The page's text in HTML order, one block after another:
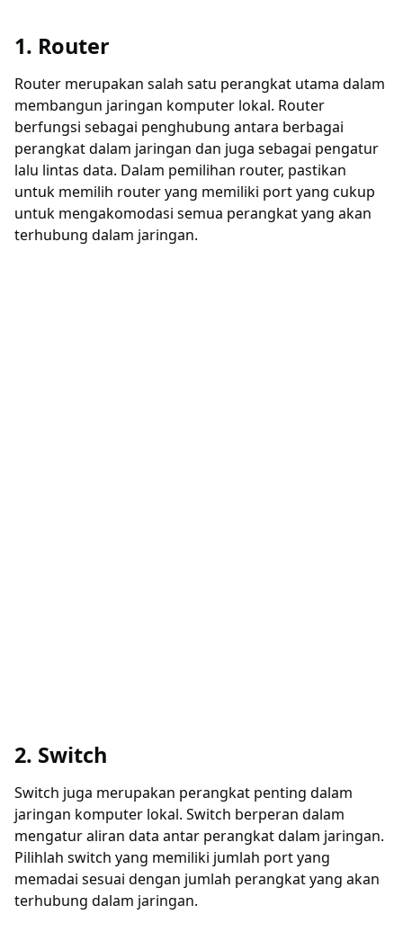
1. Router
Router merupakan salah satu perangkat utama dalam
membangun jaringan komputer lokal. Router
berfungsi sebagai penghubung antara berbagai
perangkat dalam jaringan dan juga sebagai pengatur
lalu lintas data. Dalam pemilihan router, pastikan
untuk memilih router yang memiliki port yang cukup
untuk mengakomodasi semua perangkat yang akan
terhubung dalam jaringan.
2. Switch
Switch juga merupakan perangkat penting dalam
jaringan komputer lokal. Switch berperan dalam
mengatur aliran data antar perangkat dalam jaringan.
Pilihlah switch yang memiliki jumlah port yang
memadai sesuai dengan jumlah perangkat yang akan
terhubung dalam jaringan.